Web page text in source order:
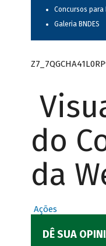
Concursos para
Galeria BNDES
do
da
Ações
DÊ SUA